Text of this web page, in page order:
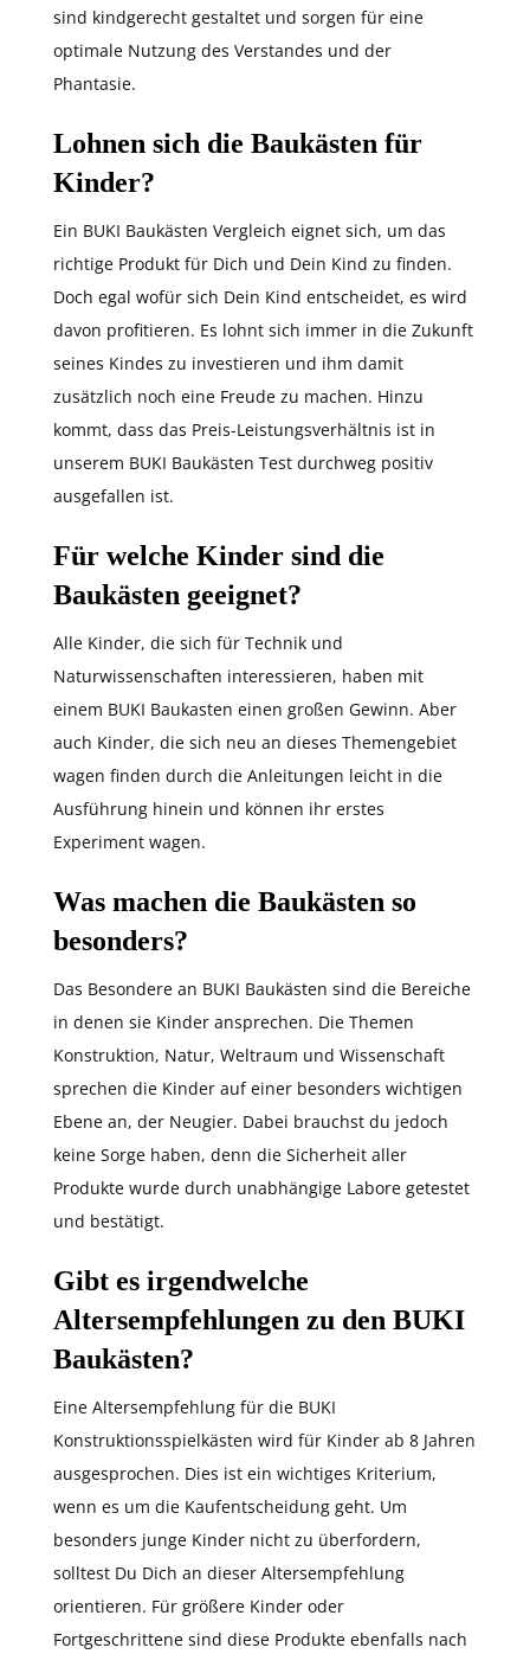
sind kindgerecht gestaltet und sorgen für eine
optimale Nutzung des Verstandes und der
Phantasie.
Lohnen sich die Baukästen für
Kinder?
Ein BUKI Baukästen Vergleich eignet sich, um das
richtige Produkt für Dich und Dein Kind zu finden.
Doch egal wofür sich Dein Kind entscheidet, es wird
davon profitieren. Es lohnt sich immer in die Zukunft
seines Kindes zu investieren und ihm damit
zusätzlich noch eine Freude zu machen. Hinzu
kommt, dass das Preis-Leistungsverhältnis ist in
unserem BUKI Baukästen Test durchweg positiv
ausgefallen ist.
Für welche Kinder sind die
Baukästen geeignet?
Alle Kinder, die sich für Technik und
Naturwissenschaften interessieren, haben mit
einem BUKI Baukasten einen großen Gewinn. Aber
auch Kinder, die sich neu an dieses Themengebiet
wagen finden durch die Anleitungen leicht in die
Ausführung hinein und können ihr erstes
Experiment wagen.
Was machen die Baukästen so
besonders?
Das Besondere an BUKI Baukästen sind die Bereiche
in denen sie Kinder ansprechen. Die Themen
Konstruktion, Natur, Weltraum und Wissenschaft
sprechen die Kinder auf einer besonders wichtigen
Ebene an, der Neugier. Dabei brauchst du jedoch
keine Sorge haben, denn die Sicherheit aller
Produkte wurde durch unabhängige Labore getestet
und bestätigt.
Gibt es irgendwelche
Altersempfehlungen zu den BUKI
Baukästen?
Eine Altersempfehlung für die BUKI
Konstruktionsspielkästen wird für Kinder ab 8 Jahren
ausgesprochen. Dies ist ein wichtiges Kriterium,
wenn es um die Kaufentscheidung geht. Um
besonders junge Kinder nicht zu überfordern,
solltest Du Dich an dieser Altersempfehlung
orientieren. Für größere Kinder oder
Fortgeschrittene sind diese Produkte ebenfalls nach